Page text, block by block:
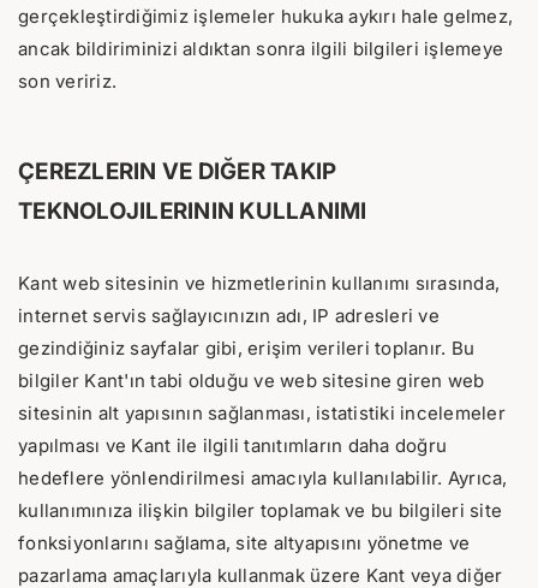
gerçekleştirdiğimiz işlemeler hukuka aykırı hale gelmez,
ancak bildiriminizi aldıktan sonra ilgili bilgileri işlemeye
son veririz.
ÇEREZLERIN VE DIĞER TAKIP
TEKNOLOJILERININ KULLANIMI
Kant web sitesinin ve hizmetlerinin kullanımı sırasında,
internet servis sağlayıcınızın adı, IP adresleri ve
gezindiğiniz sayfalar gibi, erişim verileri toplanır. Bu
bilgiler Kant'ın tabi olduğu ve web sitesine giren web
sitesinin alt yapısının sağlanması, istatistiki incelemeler
yapılması ve Kant ile ilgili tanıtımların daha doğru
hedeflere yönlendirilmesi amacıyla kullanılabilir. Ayrıca,
kullanımınıza ilişkin bilgiler toplamak ve bu bilgileri site
fonksiyonlarını sağlama, site altyapısını yönetme ve
pazarlama amaçlarıyla kullanmak üzere Kant veya diğer